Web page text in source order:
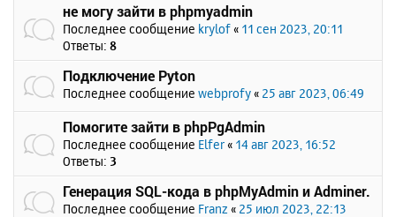
не могу зайти в phpmyadmin
Последнее сообщение krylof « 11 сен 2023, 20:11
Ответы: 8
Подключение Pyton
Последнее сообщение webprofy « 25 авг 2023, 06:49
Помогите зайти в phpPgAdmin
Последнее сообщение Elfer « 14 авг 2023, 16:52
Ответы: 3
Генерация SQL-кода в phpMyAdmin и Adminer.
Последнее сообщение Franz « 25 июл 2023, 22:13